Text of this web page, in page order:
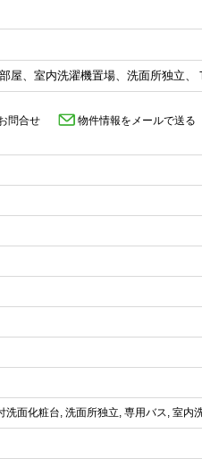
屋、室内洗濯機置場、洗面所独立
問合せ 物件情報をメールで送る
面化粧台, 洗面所独立, 専用バス, 室内